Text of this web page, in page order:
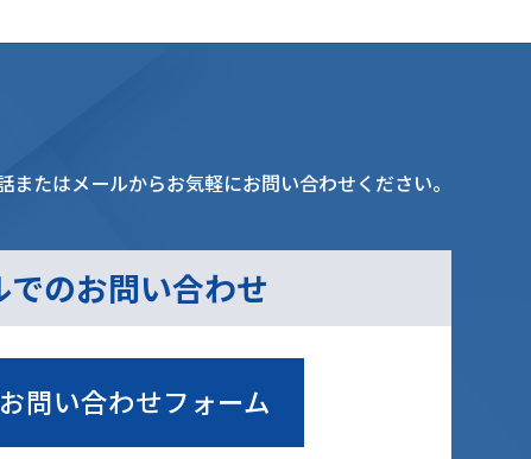
またはメールからお気軽にお問い合わせください。
でのお問い合わせ
お問い合わせフォーム